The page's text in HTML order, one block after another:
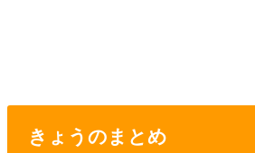
きょうのまとめ